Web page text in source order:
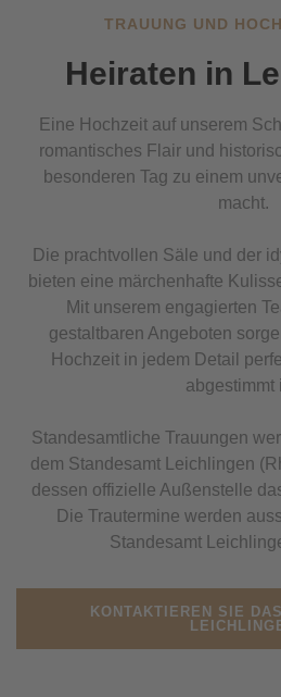
TRAUUNG UND
Heiraten in
Eine Hochzeit auf unserem
romantisches Flair und
besonderen Tag zu einem
macht.
Die prachtvollen Säle und der
bieten eine märchenhafte
Mit unserem engagierten
gestaltbaren Angeboten
Hochzeit in jedem Detail
abgestimmt
Standesamtliche Trauungen
dem Standesamt Leichlingen
dessen offizielle Außenstelle
Die Trautermine werden
Standesamt
KONTAKTIEREN SIE